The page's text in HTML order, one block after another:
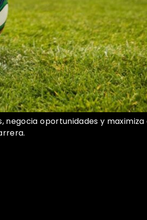
negocia oportunidades y